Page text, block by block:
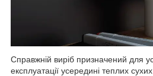
Справжній виріб призначений для
експлуатації усередині теплих